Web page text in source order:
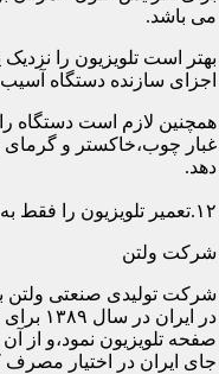
می باشد.
بهتر است تلویزیون را نزدیک
اجزای سازنده دستگاه
همچنین لازم است دستگاه را
غبار چوب،خاکستر و
دهد.
۱۲.تعمیر تلویزیون را فقط به سرویس کار ماهر بسپارید
شرکت ولتن
شرکت تولیدی صنعتی ولتن
در
صفحه تلویزیون نمود،و از
جای ایران در اختیار مصرف